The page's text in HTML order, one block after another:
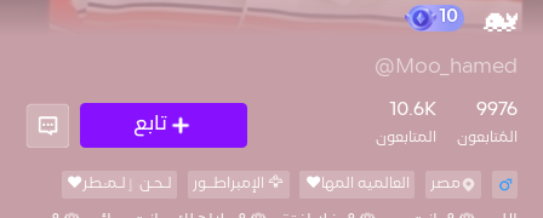
🐋
@Moo_hamed
9976
المُتابعون
10.6K
المتابعون
تابع
مصر العالميه المها❤ 🦅 الإمبراطــور لـحـن ٳلـمـْطر❤